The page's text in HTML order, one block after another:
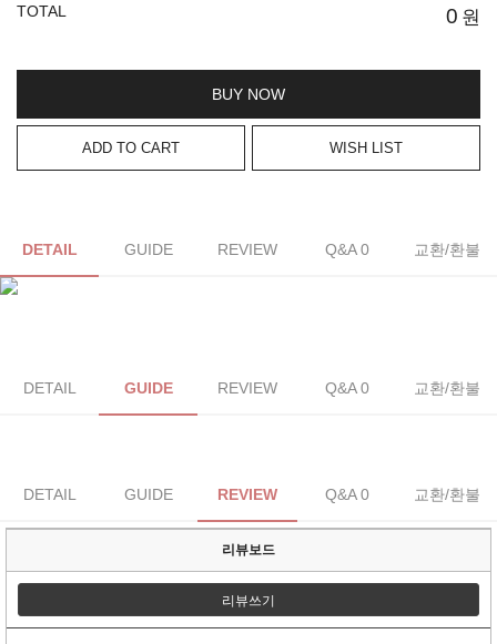
TOTAL 0 원
BUY NOW
ADD TO CART WISH LIST
DETAIL GUIDE REVIEW Q&A 0 교환/환불
DETAIL GUIDE REVIEW Q&A 0 교환/환불
DETAIL GUIDE REVIEW Q&A 0 교환/환불
리뷰보드
리뷰쓰기